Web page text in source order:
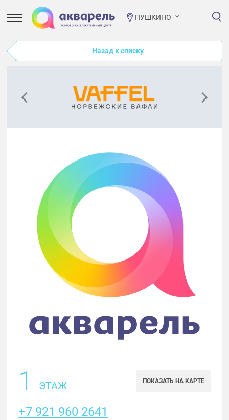
ПУШКИНО
Назад к списку
1 ЭТАЖ ПОКАЗАТЬ НА КАРТЕ
+7 921 960 2641